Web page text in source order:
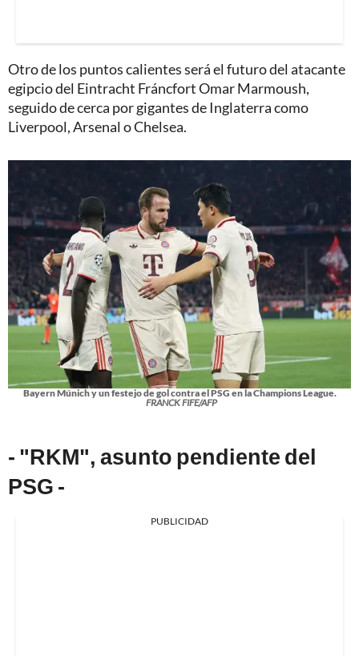
Otro de los puntos calientes será el futuro del atacante
egipcio del Eintracht Fráncfort Omar Marmoush,
seguido de cerca por gigantes de Inglaterra como
Liverpool, Arsenal o Chelsea.
Bayern Múnich y un festejo de gol contra el PSG en la Champions League.
FRANCK FIFE/AFP
- "RKM", asunto pendiente del
PSG -
PUBLICIDAD